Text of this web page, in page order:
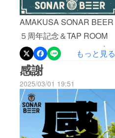
すが、来る度に進化する
タップルームとしてお楽し
みいただければ幸いです。
今後の営業状況については
改めてお知らせさせていた
だきます。また、リターン
につきましても現在発送の
準備を進めております。準
備が整い次第順次発送いた
しますので、ご到着まで今
AMAKUSA SONAR BEER
５周年記念＆TAP ROOM
OPENING EVENTのご案内
日時：2025年3月20日(祝)時
間：11：00～気力が続く限
りAMAKUSA SONAR
BEER５周年記念＆TAP
ROOM OPENING EVENTを
開催致します。目の前に広
もっと見る
感謝
2025/03/01 19:51